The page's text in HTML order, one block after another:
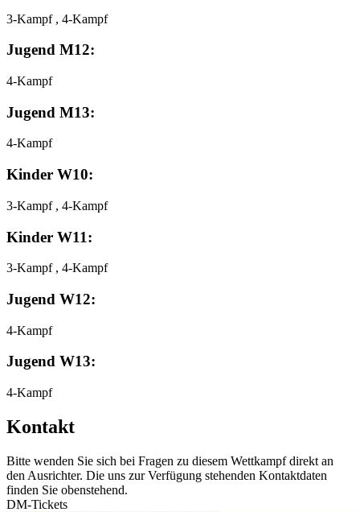
3-Kampf , 4-Kampf
Jugend M12:
4-Kampf
Jugend M13:
4-Kampf
Kinder W10:
3-Kampf , 4-Kampf
Kinder W11:
3-Kampf , 4-Kampf
Jugend W12:
4-Kampf
Jugend W13:
4-Kampf
Kontakt
Bitte wenden Sie sich bei Fragen zu diesem Wettkampf direkt an
den Ausrichter. Die uns zur Verfügung stehenden Kontaktdaten
finden Sie obenstehend.
DM-Tickets